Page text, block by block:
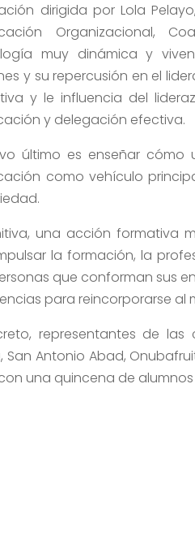
dirigida por Lola
Organizacional,
muy dinámica y
y su repercusión en el
y le influencia del
y delegación efectiva.
último es enseñar
como vehículo
una acción formativa
la formación, la
que conforman sus
para reincorporarse al
representantes de
San Antonio Abad,
una quincena de